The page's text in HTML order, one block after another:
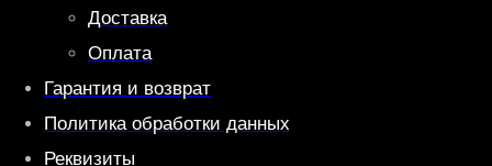
Доставка
Оплата
Гарантия и возврат
Политика обработки данных
Реквизиты